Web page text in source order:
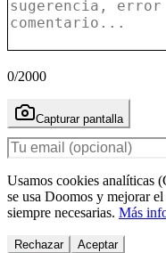
0/2000
Capturar pantalla
Usamos cookies analíticas
se usa Doomos y mejorar
siempre necesarias. Más
Rechazar Aceptar